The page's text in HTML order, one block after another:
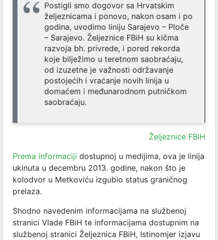
Postigli smo dogovor sa Hrvatskim
željeznicama i ponovo, nakon osam i po
godina, uvodimo liniju Sarajevo – Ploče
– Sarajevo. Željeznice FBiH su kičma
razvoja bh. privrede, i pored rekorda
koje bilježimo u teretnom saobraćaju,
od izuzetne je važnosti održavanje
postojećih i vraćanje novih linija u
domaćem i međunarodnom putničkom
saobraćaju.
Željeznice FBiH
Prema informaciji dostupnoj u medijima, ova je linija
ukinuta u decembru 2013. godine, nakon što je
kolodvor u Metkoviću izgubio status graničnog
prelaza.
Shodno navedenim informacijama na službenoj
stranici Vlade FBiH te informacijama dostupnim na
službenoj stranici Željeznica FBiH, Istinomjer izjavu